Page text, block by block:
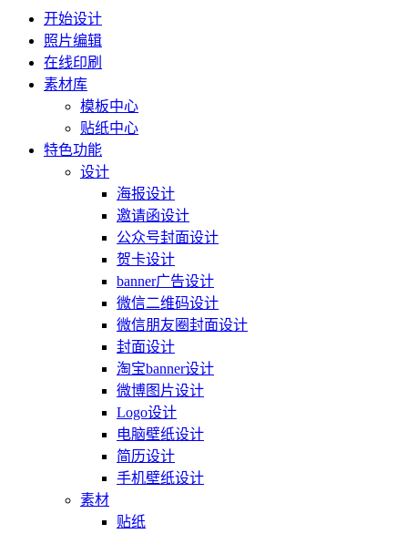
开始设计
照片编辑
在线印刷
素材库
模板中心
贴纸中心
特色功能
设计
海报设计
邀请函设计
公众号封面设计
贺卡设计
banner广告设计
微信二维码设计
微信朋友圈封面设计
封面设计
淘宝banner设计
微博图片设计
Logo设计
电脑壁纸设计
简历设计
手机壁纸设计
素材
贴纸